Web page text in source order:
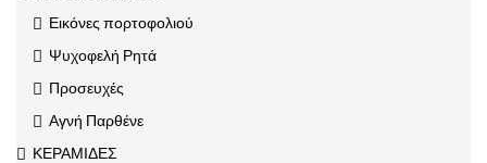
Εικόνες πορτοφολιού
Ψυχοφελή Ρητά
Προσευχές
Αγνή Παρθένε
ΚΕΡΑΜΙΔΕΣ